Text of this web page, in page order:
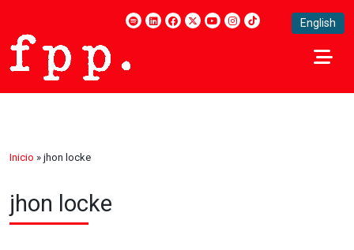
English
Inicio » jhon locke
jhon locke